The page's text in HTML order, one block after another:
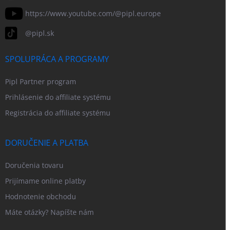
https://www.youtube.com/@pipl.europe
@pipl.sk
SPOLUPRÁCA A PROGRAMY
Pipl Partner program
Prihlásenie do affiliate systému
Registrácia do affiliate systému
DORUČENIE A PLATBA
Doručenia tovaru
Prijímame online platby
Hodnotenie obchodu
Máte otázky? Napíšte nám